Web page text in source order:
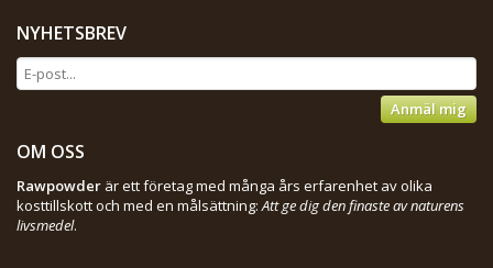
NYHETSBREV
Anmäl mig
OM OSS
Rawpowder är ett företag med många års erfarenhet av olika
kosttillskott och med en målsättning:Att ge dig den finaste av naturens
livsmedel.